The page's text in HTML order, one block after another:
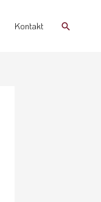
Kontakt Suchen